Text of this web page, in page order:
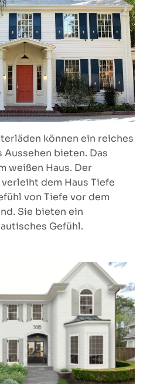
können ein reiches
bieten. Das
weißen Haus. Der
dem Haus Tiefe
von Tiefe vor dem
Sie bieten ein
Gefühl.